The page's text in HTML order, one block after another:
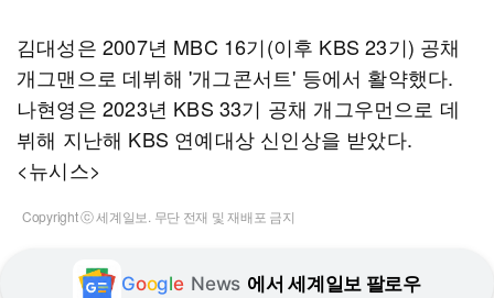
김대성은 2007년 MBC 16기(이후 KBS 23기) 공채
개그맨으로 데뷔해 '개그콘서트' 등에서 활약했다.
나현영은 2023년 KBS 33기 공채 개그우먼으로 데
뷔해 지난해 KBS 연예대상 신인상을 받았다.
<뉴시스>
Copyright ⓒ 세계일보. 무단 전재 및 재배포 금지
Google News 에서 세계일보 팔로우